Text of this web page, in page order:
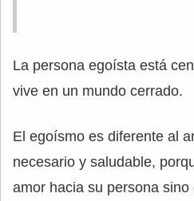
La persona egoísta está
vive en un mundo cerrado.
El egoísmo es diferente al
necesario y saludable,
amor hacia su persona